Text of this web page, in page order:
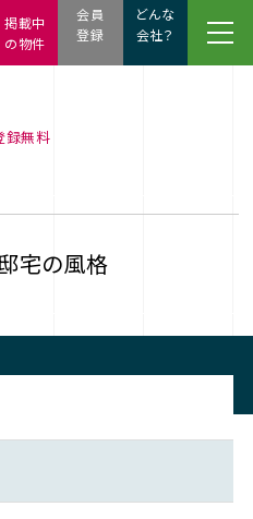
無料
宅の風格
会員
登録
どんな
会社？
掲載中
の物件